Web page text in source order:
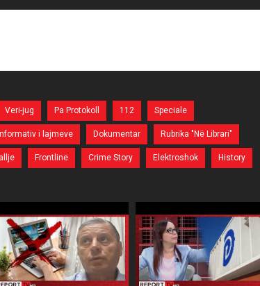
Veri-jug Pa Protokoll 112 Speciale
i lajmeve Dokumentar Rubrika "Në Librari"
Frontline Crime Story Elektroshok History